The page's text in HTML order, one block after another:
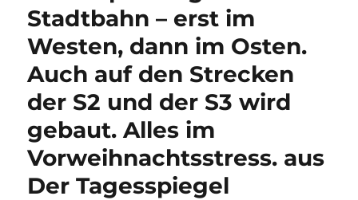
Stadtbahn – erst im
Westen, dann im Osten.
Auch auf den Strecken
der S2 und der S3 wird
gebaut. Alles im
Vorweihnachtsstress. aus
Der Tagesspiegel